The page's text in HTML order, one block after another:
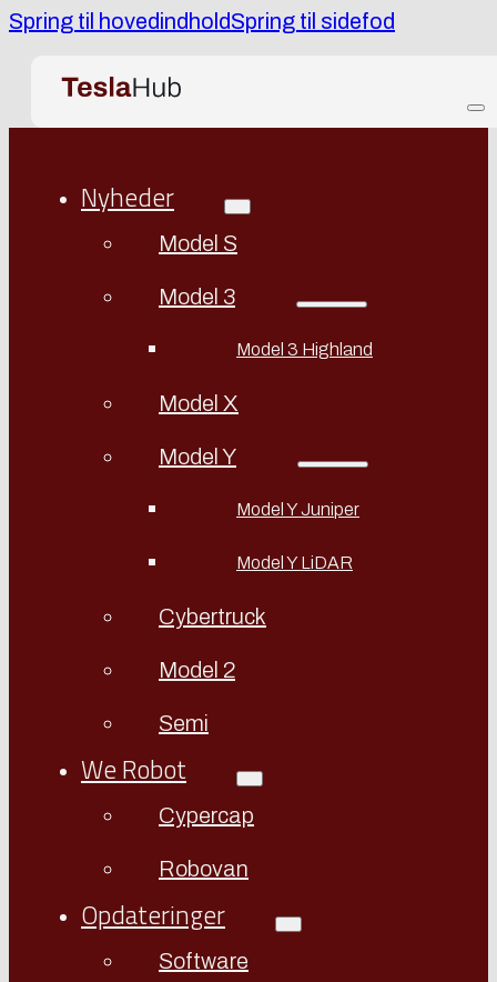
Spring til hovedindholdSpring til sidefod
Nyheder
Model S
Model 3
Model 3 Highland
Model X
Model Y
Model Y Juniper
Model Y LiDAR
Cybertruck
Model 2
Semi
We Robot
Cypercap
Robovan
Opdateringer
Software